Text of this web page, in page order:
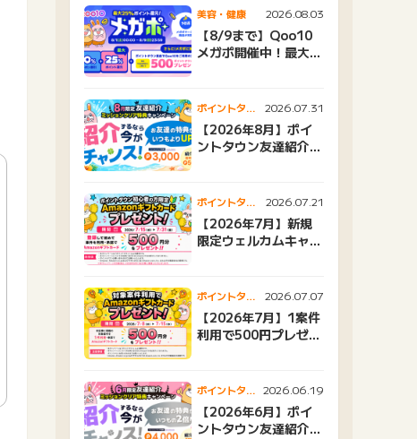
美容・健康 2026.08.03
【8/9まで】Qoo10
メガポ開催中！最大
ポイントタウ
ンニュース
2026.07.31
【2026年8月】ポイ
ントタウン友達紹介キ
ポイントタウ
ンニュース
2026.07.21
【2026年7月】新規
限定ウェルカムキャン
ポイントタウ
ンニュース
2026.07.07
【2026年7月】1案件
利用で500円プレゼン
ポイントタウ
ンニュース
2026.06.19
【2026年6月】ポイ
ントタウン友達紹介キ